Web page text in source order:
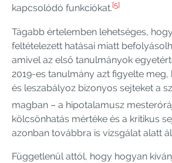
kapcsolódó funkciókat.[5]
Tágabb értelemben lehetséges,
feltételezett hatásai miatt
amivel az első tanulmányok
2019-es tanulmány azt figyelte meg,
és leszabályoz bizonyos sejteket a
magban – a hipotalamusz
kölcsönhatás mértéke és a kritikus
azonban továbbra is vizsgálat alatt
Függetlenül attól, hogy hogyan